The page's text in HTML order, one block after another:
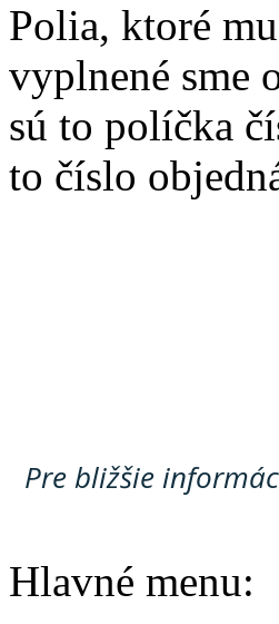
Polia, ktoré
vyplnené sme
sú to políčka
to číslo
Pre bližšie
Hlavné menu: